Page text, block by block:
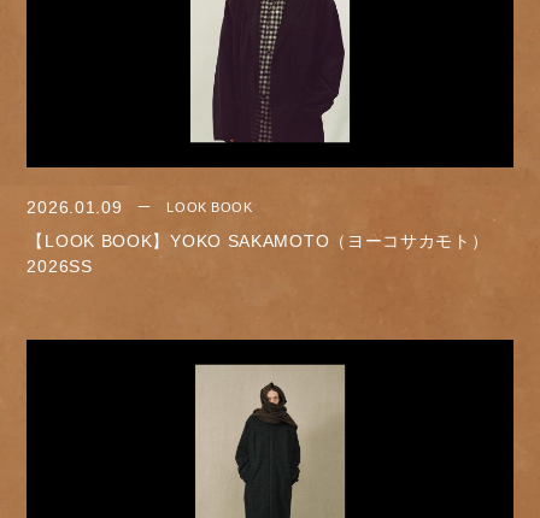
2026.01.09 LOOK BOOK
【LOOK BOOK】YOKO SAKAMOTO（ヨーコサカモト）
2026SS